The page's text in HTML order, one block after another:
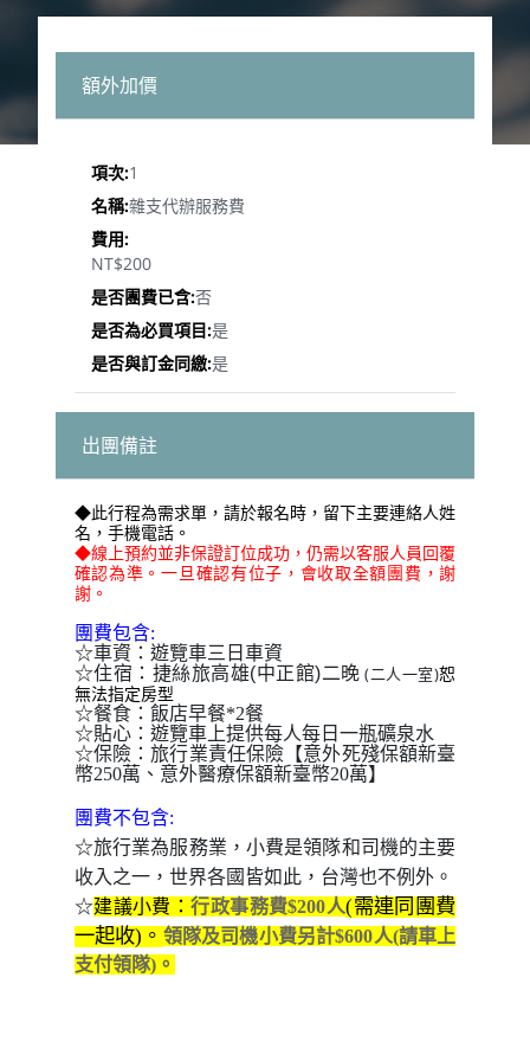
額外加價
1
雜支代辦服務費
NT$200
否
是
是
出團備註
◆此行程為需求單，請於報名時，留下主要連絡人姓
名，手機電話。
◆線上預約並非保證訂位成功，仍需以客服人員回覆
確認為準。一旦確認有位子，會收取全額團費，謝
謝。
團費包含:
☆車資：遊覽車三日車資
☆住宿： 捷絲旅高雄(中正館)二晚 (二人一室)恕
無法指定房型
☆餐食：飯店早餐*2餐
☆貼心：遊覽車上提供每人每日一瓶礦泉水
☆保險：旅行業責任保險【意外死殘保額新臺
幣250萬、意外醫療保額新臺幣20萬】
團費不包含:
☆旅行業為服務業，小費是領隊和司機的主要
收入之一，世界各國皆如此，台灣也不例外。
☆建議小費：行政事務費$200人(需連同團費
一起收)。 領隊及司機小費另計$600人(請車上
支付領隊)。